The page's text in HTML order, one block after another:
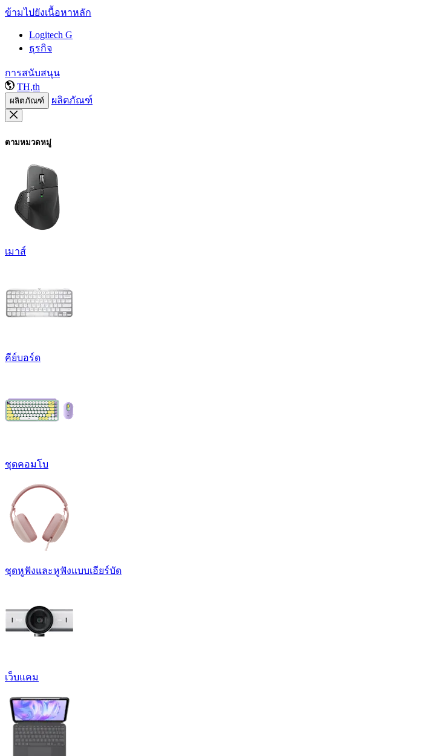
ข้ามไปยังเนื้อหาหลัก
Logitech G
ธุรกิจ
การสนับสนุน
TH,th
ผลิตภัณฑ์ ผลิตภัณฑ์
ตามหมวดหมู่
เมาส์
คีย์บอร์ด
ชุดคอมโบ
ชุดหูฟังและหูฟังแบบเอียร์บัด
เว็บแคม